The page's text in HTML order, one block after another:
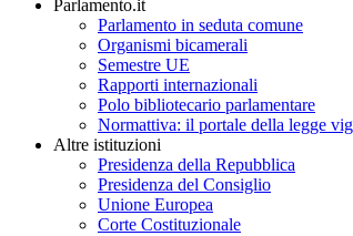
Parlamento.it
Parlamento in seduta comune
Organismi bicamerali
Semestre UE
Rapporti internazionali
Polo bibliotecario parlamentare
Normattiva: il portale della legge
Altre istituzioni
Presidenza della Repubblica
Presidenza del Consiglio
Unione Europea
Corte Costituzionale